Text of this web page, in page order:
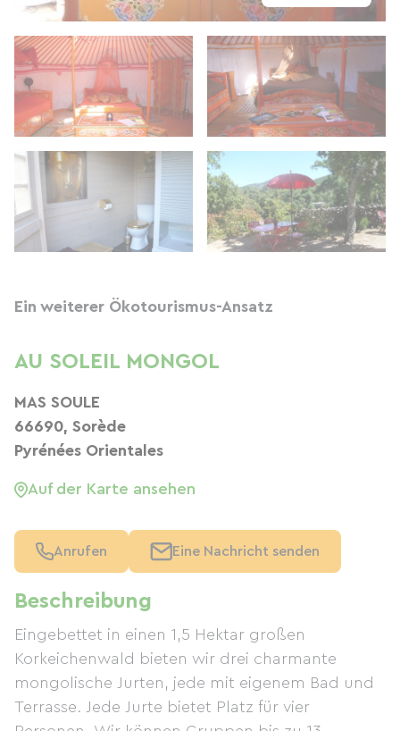
Beschreibung
Eingebettet in einen 1,5 Hektar großen
Korkeichenwald bieten wir drei charmante
mongolische Jurten, jede mit eigenem Bad und
Terrasse. Jede Jurte bietet Platz für vier
Ein weiterer Ökotourismus-Ansatz
AU SOLEIL MONGOL
MAS SOULE
66690, Sorède
Pyrénées Orientales
Auf der Karte ansehen
Anrufen Eine Nachricht senden